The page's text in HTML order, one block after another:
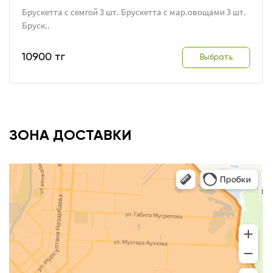
Брускетта с семгой 3 шт. Брускетта с мар.овощами 3 шт.
Бруск..
10900 тг Выбрать
ЗОНА ДОСТАВКИ